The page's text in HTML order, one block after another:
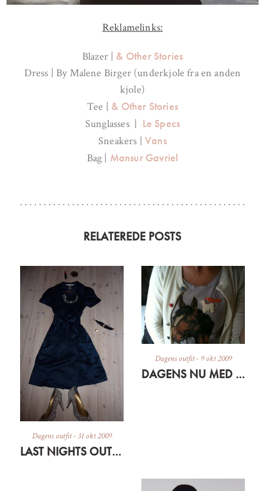
Reklamelinks:
Blazer | & Other Stories
Dress | By Malene Birger (underkjole fra en anden
kjole)
Tee | & Other Stories
Sunglasses | Le Specs
Sneakers |Vans
Bag | Mansur Gavriel
RELATEREDE POSTS
Dagens outfit-31 okt 2009
LAST NIGHTS OUTFIT – RECONSTRUCTION
Dagens outfit- 9 okt 2009
DAGENS NU MED DYR